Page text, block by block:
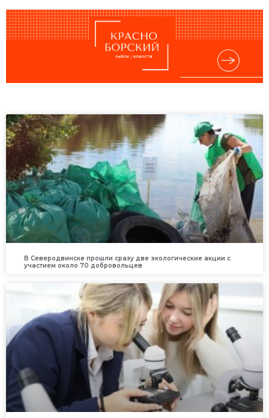
В Северодвинске прошли сразу две экологические акции с
участием около 70 добровольцев